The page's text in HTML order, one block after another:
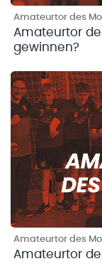
Amateurtor des
Amateurtor
gewinnen?
Amateurtor des
Amateurtor